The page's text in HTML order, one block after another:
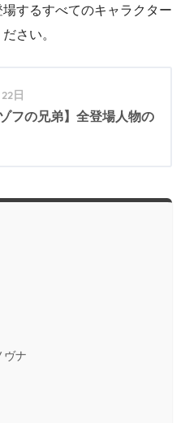
場するすべてのキャラクター
さい。
日
フの兄弟】全登場人物の
ヴナ